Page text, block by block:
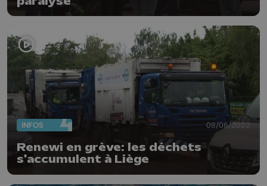
INFOS 08/06/2022
Renewi en grève: les déchets
s'accumulent à Liège